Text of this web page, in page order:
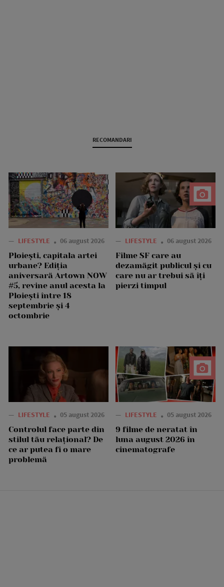
RECOMANDARI
— LIFESTYLE 06 august 2026
Ploiești, capitala artei
urbane? Ediția
aniversară Artown NOW
#5, revine anul acesta la
Ploiești între 18
septembrie și 4
octombrie
— LIFESTYLE 06 august 2026
Filme SF care au
dezamăgit publicul și cu
care nu ar trebui să îți
pierzi timpul
— LIFESTYLE 05 august 2026
Controlul face parte din
stilul tău relațional? De
ce ar putea fi o mare
problemă
— LIFESTYLE 05 august 2026
9 filme de neratat în
luna august 2026 în
cinematografe